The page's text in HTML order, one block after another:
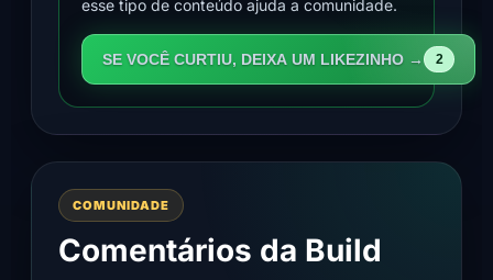
esse tipo de conteúdo ajuda a comunidade.
SE VOCÊ CURTIU, DEIXA UM LIKEZINHO → 2
COMUNIDADE
Comentários da Build